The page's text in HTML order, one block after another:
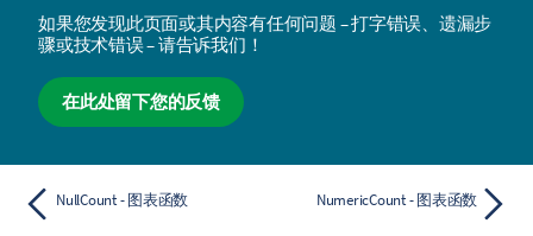
如果您发现此页面或其内容有任何问题 – 打字错误、遗漏步
骤或技术错误 – 请告诉我们！
在此处留下您的反馈
NullCount - 图表函数 NumericCount - 图表函数